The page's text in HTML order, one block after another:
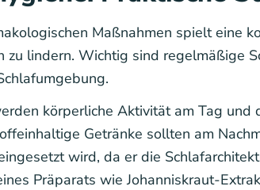
Maßnahmen spielt eine
zu lindern. Wichtig sind regelmäßige
körperliche Aktivität am Tag und
Getränke sollten am
wird, da er die
Präparats wie Johanniskraut-